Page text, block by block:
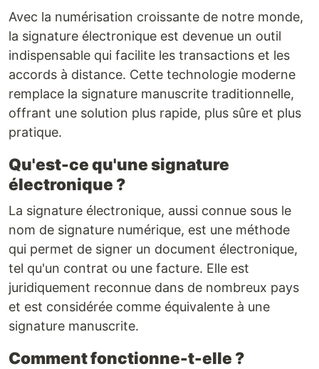
Avec la numérisation croissante de notre monde,
la signature électronique est devenue un outil
indispensable qui facilite les transactions et les
accords à distance. Cette technologie moderne
remplace la signature manuscrite traditionnelle,
offrant une solution plus rapide, plus sûre et plus
pratique.
Qu'est-ce qu'une signature
électronique ?
La signature électronique, aussi connue sous le
nom de signature numérique, est une méthode
qui permet de signer un document électronique,
tel qu'un contrat ou une facture. Elle est
juridiquement reconnue dans de nombreux pays
et est considérée comme équivalente à une
signature manuscrite.
Comment fonctionne-t-elle ?